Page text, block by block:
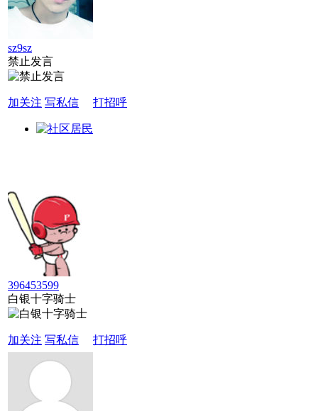
sz9sz
禁止发言
加关注 写私信 打招呼
396453599
白银十字骑士
加关注 写私信 打招呼